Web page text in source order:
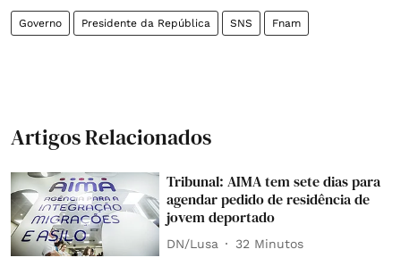
Governo Presidente da República SNS Fnam
Artigos Relacionados
Tribunal: AIMA tem sete dias para
agendar pedido de residência de
jovem deportado
DN/Lusa 32 Minutos